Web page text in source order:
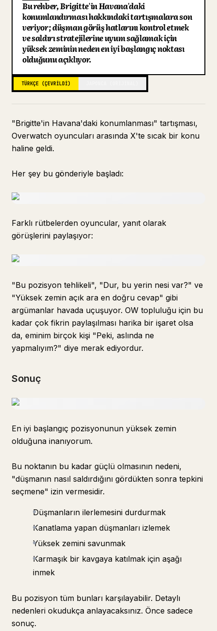
Blog
Güncellemeler
Bu rehber, Brigitte'in Havana'daki
konumlandırması hakkındaki tartışmalara son
veriyor; düşman görüş hatlarını kontrol etmek
ve saldırı stratejilerine uyum sağlamak için
yüksek zeminin neden en iyi başlangıç noktası
olduğunu açıklıyor.
TÜRKÇE (ÇEVRILDI)
"Brigitte'in Havana'daki konumlanması" tartışması,
Overwatch oyuncuları arasında X'te sıcak bir konu
haline geldi.
Her şey bu gönderiyle başladı:
Farklı rütbelerden oyuncular, yanıt olarak
görüşlerini paylaşıyor:
"Bu pozisyon tehlikeli", "Dur, bu yerin nesi var?" ve
"Yüksek zemin açık ara en doğru cevap" gibi
argümanlar havada uçuşuyor. OW topluluğu için bu
kadar çok fikrin paylaşılması harika bir işaret olsa
da, eminim birçok kişi "Peki, aslında ne
yapmalıyım?" diye merak ediyordur.
Sonuç
En iyi başlangıç pozisyonunun yüksek zemin
olduğuna inanıyorum.
Bu noktanın bu kadar güçlü olmasının nedeni,
"düşmanın nasıl saldırdığını gördükten sonra tepkini
seçmene" izin vermesidir.
Düşmanların ilerlemesini durdurmak
Kanatlama yapan düşmanları izlemek
Yüksek zemini savunmak
Karmaşık bir kavgaya katılmak için aşağı
inmek
Bu pozisyon tüm bunları karşılayabilir. Detaylı
nedenleri okudukça anlayacaksınız. Önce sadece
sonuç.